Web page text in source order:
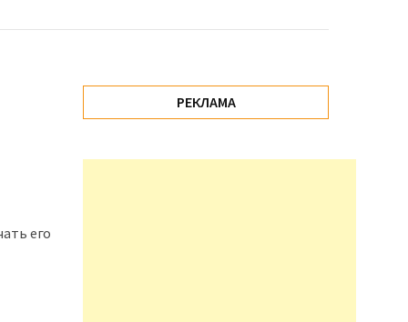
его
РЕКЛАМА